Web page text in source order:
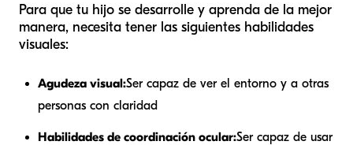
Para que tu hijo se desarrolle y aprenda de la mejor
manera, necesita tener las siguientes habilidades
visuales:
Agudeza visual:Ser capaz de ver el entorno y a otras
personas con claridad
Habilidades de coordinación ocular:Ser capaz de usar